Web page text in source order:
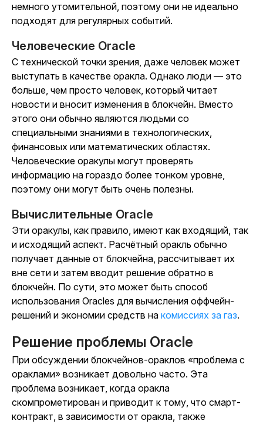
немного утомительной, поэтому они не идеально
подходят для регулярных событий.
Человеческие Oracle
С технической точки зрения, даже человек может
выступать в качестве оракла. Однако люди — это
больше, чем просто человек, который читает
новости и вносит изменения в блокчейн. Вместо
этого они обычно являются людьми со
специальными знаниями в технологических,
финансовых или математических областях.
Человеческие оракулы могут проверять
информацию на гораздо более тонком уровне,
поэтому они могут быть очень полезны.
Вычислительные Oracle
Эти оракулы, как правило, имеют как входящий, так
и исходящий аспект. Расчётный оракль обычно
получает данные от блокчейна, рассчитывает их
вне сети и затем вводит решение обратно в
блокчейн. По сути, это может быть способ
использования Oracles для вычисления оффчейн-
решений и экономии средств на комиссиях за газ.
Решение проблемы Oracle
При обсуждении блокчейнов-ораклов «проблема с
ораклами» возникает довольно часто. Эта
проблема возникает, когда оракла
скомпрометирован и приводит к тому, что смарт-
контракт, в зависимости от оракла, также